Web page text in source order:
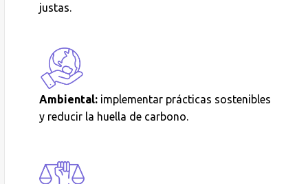
justas.
Ambiental: implementar prácticas sostenibles
y reducir la huella de carbono.